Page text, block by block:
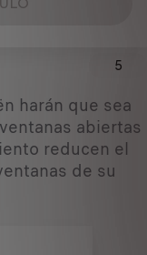
5
harán que sea
abiertas
reducen el
de su